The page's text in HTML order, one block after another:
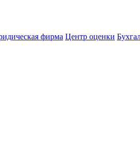
фирма Центр оценки